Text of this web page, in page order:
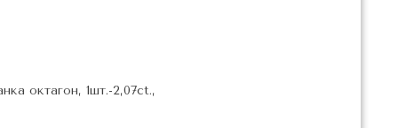
октагон, 1шт.-2,07ct.,